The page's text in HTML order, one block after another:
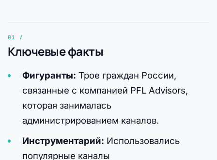
Ключевые факты
Фигуранты: Трое граждан России,
связанные с компанией PFL Advisors,
которая занималась
администрированием каналов.
Инструментарий: Использовались
популярные каналы